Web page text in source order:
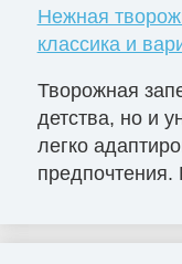
Нежная
классика и
Творожная
детства, но и
легко
предпочтения.